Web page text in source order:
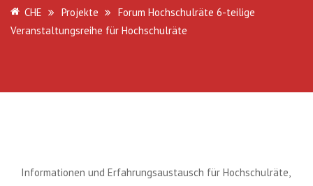
CHE Projekte
Forum Hochschulräte 6-teilige
Veranstaltungsreihe für Hochschulräte
Informationen und Erfahrungsaustausch für Hochschulräte,